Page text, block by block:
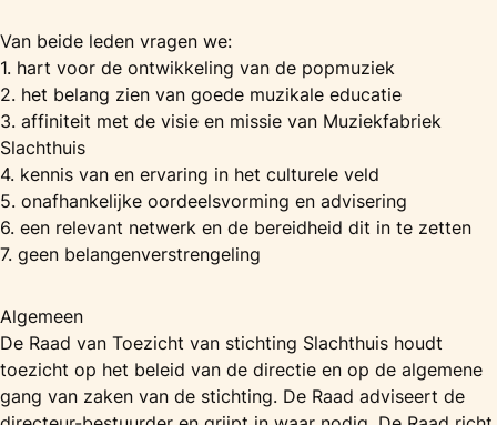
Van beide leden vragen we:
1. hart voor de ontwikkeling van de popmuziek
2. het belang zien van goede muzikale educatie
3. affiniteit met de visie en missie van Muziekfabriek
Slachthuis
4. kennis van en ervaring in het culturele veld
5. onafhankelijke oordeelsvorming en advisering
6. een relevant netwerk en de bereidheid dit in te zetten
7. geen belangenverstrengeling
Algemeen
De Raad van Toezicht van stichting Slachthuis houdt
toezicht op het beleid van de directie en op de algemene
gang van zaken van de stichting. De Raad adviseert de